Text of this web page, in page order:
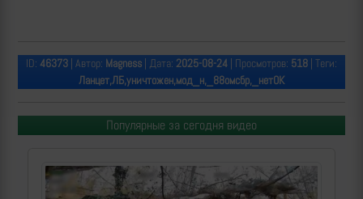
ID: 46373 | Автор: Magness | Дата: 2025-08-24 | Просмотров: 518 | Теги:
Ланцет,ЛБ,уничтожен,мод_н,_88омсбр,_нетОК
Популярные за сегодня видео